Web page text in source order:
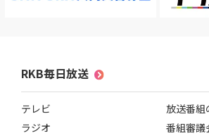
関連会社
RKB毎日放送
テレビ
ラジオ
放送番組
番組審議